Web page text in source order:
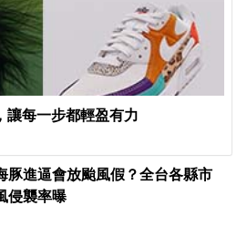
讓每一步都輕盈有力
豚進逼會放颱風假？全台各縣市
侵襲率曝